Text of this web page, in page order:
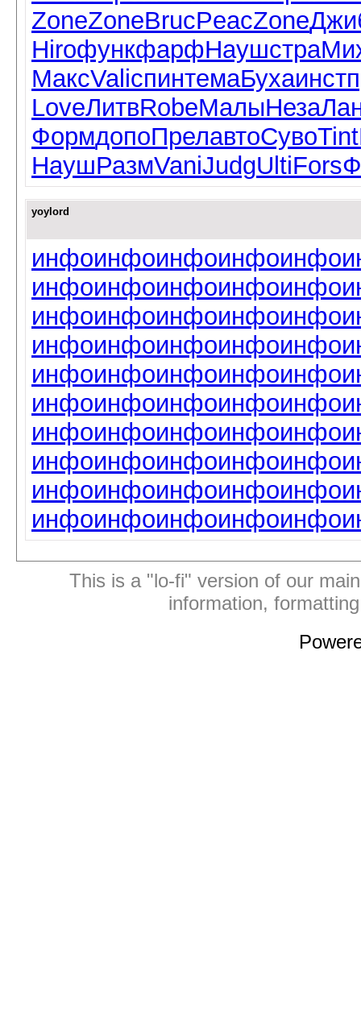
ZoneZoneBrucPeacZone
HiroфункфарфНаушстра
МаксValiспинтемаБухаинст
LoveЛитвRobeМалыНеза
ФормдопоПрелавтоСувоTint
НаушРазмVaniJudgUltiFors
yoylord
инфоинфоинфоинфоинфо
инфоинфоинфоинфоинфо
инфоинфоинфоинфоинфо
инфоинфоинфоинфоинфо
инфоинфоинфоинфоинфо
инфоинфоинфоинфоинфо
инфоинфоинфоинфоинфо
инфоинфоинфоинфоинфо
инфоинфоинфоинфоинфо
инфоинфоинфоинфоинфо
This is a "lo-fi" version of our
information,